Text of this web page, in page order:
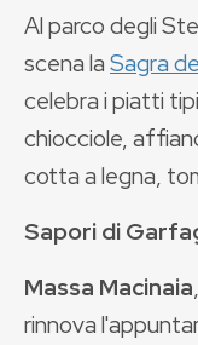
Al parco degli
scena laSagra
celebra i piatti
chiocciole,
cotta a legna,
Sapori di
Massa Macinaia
rinnova